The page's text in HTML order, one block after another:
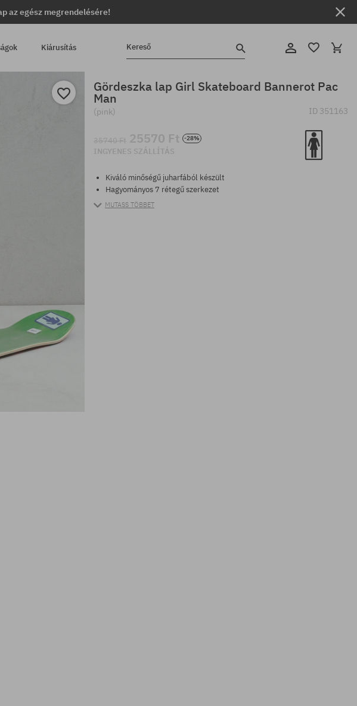
az egész megrendelésére!
Kiárusítás Kereső
Gördeszka lap Girl Skateboard Bannerot Pac
Man
(pink) ID 351163
35740 Ft 25570 Ft -28%
INGYENES SZÁLLÍTÁS
Kiváló minőségű juharfából készült
Hagyományos 7 rétegű szerkezet
MUTASS TÖBBET